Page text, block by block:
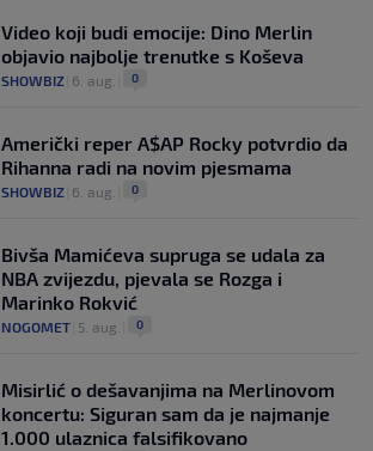
Video koji budi emocije: Dino Merlin
objavio najbolje trenutke s Koševa
SHOWBIZ 6. aug. 0
Američki reper A$AP Rocky potvrdio da
Rihanna radi na novim pjesmama
SHOWBIZ 6. aug. 0
Bivša Mamićeva supruga se udala za
NBA zvijezdu, pjevala se Rozga i
Marinko Rokvić
NOGOMET 5. aug. 0
Misirlić o dešavanjima na Merlinovom
koncertu: Siguran sam da je najmanje
1.000 ulaznica falsifikovano